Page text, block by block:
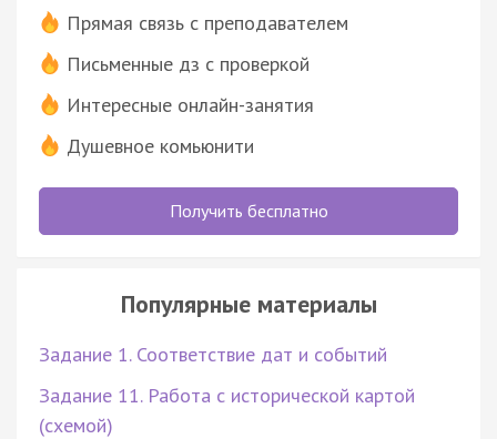
Прямая связь с преподавателем
Письменные дз с проверкой
Интересные онлайн-занятия
Душевное комьюнити
Получить бесплатно
Популярные материалы
Задание 1. Соответствие дат и событий
Задание 11. Работа с исторической картой
(схемой)